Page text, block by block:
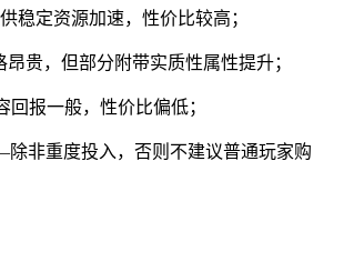
稳定资源加速，性价比较高；
贵，但部分附带实质性属性提升；
报一般，性价比偏低；
非重度投入，否则不建议普通玩家购